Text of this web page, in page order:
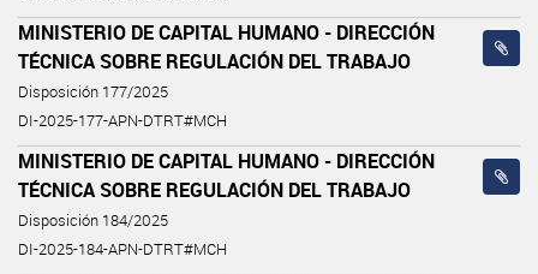
MINISTERIO DE CAPITAL HUMANO - DIRECCIÓN
TÉCNICA SOBRE REGULACIÓN DEL TRABAJO
Disposición 177/2025
DI-2025-177-APN-DTRT#MCH
MINISTERIO DE CAPITAL HUMANO - DIRECCIÓN
TÉCNICA SOBRE REGULACIÓN DEL TRABAJO
Disposición 184/2025
DI-2025-184-APN-DTRT#MCH